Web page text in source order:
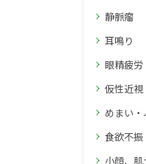
静脈瘤
耳鳴り
眼精疲労
仮性近視
めまい・
食欲不
小顔、